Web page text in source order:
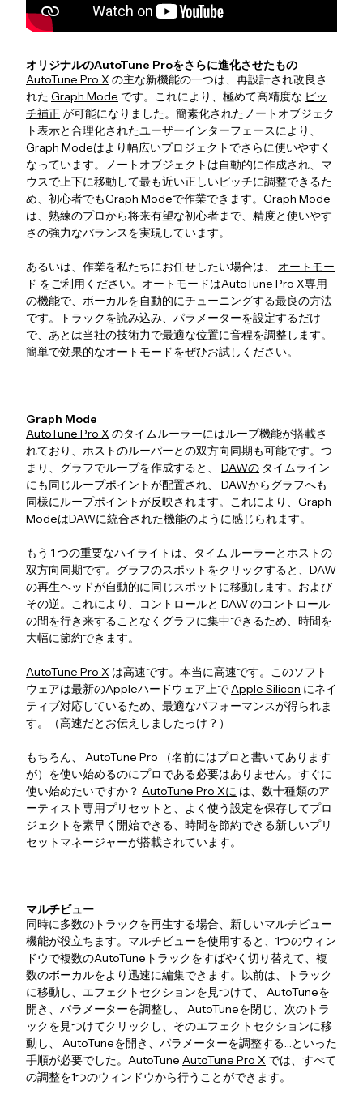
オリジナルのAutoTune Proをさらに進化させたもの
AutoTune Pro X の主な新機能の一つは、再設計され改良さ
れた Graph Mode です。これにより、極めて高精度な ピッ
チ補正 が可能になりました。簡素化されたノートオブジェク
ト表示と合理化されたユーザーインターフェースにより、
Graph Modeはより幅広いプロジェクトでさらに使いやすく
なっています。ノートオブジェクトは自動的に作成され、マ
ウスで上下に移動して最も近い正しいピッチに調整できるた
め、初心者でもGraph Modeで作業できます。Graph Mode
は、熟練のプロから将来有望な初心者まで、精度と使いやす
さの強力なバランスを実現しています。
あるいは、作業を私たちにお任せしたい場合は、 オートモー
ド をご利用ください。オートモードはAutoTune Pro X専用
の機能で、ボーカルを自動的にチューニングする最良の方法
です。トラックを読み込み、パラメーターを設定するだけ
で、あとは当社の技術力で最適な位置に音程を調整します。
簡単で効果的なオートモードをぜひお試しください。
Graph Mode
AutoTune Pro X のタイムルーラーにはループ機能が搭載さ
れており、ホストのルーパーとの双方向同期も可能です。つ
まり、グラフでループを作成すると、 DAWの タイムライン
にも同じループポイントが配置され、 DAWからグラフへも
同様にループポイントが反映されます。これにより、Graph
ModeはDAWに統合された機能のように感じられます。
もう 1 つの重要なハイライトは、タイム ルーラーとホストの
双方向同期です。グラフのスポットをクリックすると、DAW
の再生ヘッドが自動的に同じスポットに移動します。および
その逆。これにより、コントロールと DAW のコントロール
の間を行き来することなくグラフに集中できるため、時間を
大幅に節約できます。
AutoTune Pro X は高速です。本当に高速です。このソフト
ウェアは最新のAppleハードウェア上でApple Silicon にネイ
ティブ対応しているため、最適なパフォーマンスが得られま
す。（高速だとお伝えしましたっけ？）
もちろん、 AutoTune Pro （名前にはプロと書いてあります
が）を使い始めるのにプロである必要はありません。すぐに
使い始めたいですか？ AutoTune Pro Xに は、数十種類のア
ーティスト専用プリセットと、よく使う設定を保存してプロ
ジェクトを素早く開始できる、時間を節約できる新しいプリ
セットマネージャーが搭載されています。
マルチビュー
同時に多数のトラックを再生する場合、新しいマルチビュー
機能が役立ちます。マルチビューを使用すると、1つのウィン
ドウで複数のAutoTuneトラックをすばやく切り替えて、複
数のボーカルをより迅速に編集できます。以前は、トラック
に移動し、エフェクトセクションを見つけて、 AutoTuneを
開き、パラメーターを調整し、 AutoTuneを閉じ、次のトラ
ックを見つけてクリックし、そのエフェクトセクションに移
動し、 AutoTuneを開き、パラメーターを調整する…といった
手順が必要でした。AutoTune AutoTune Pro X では、すべて
の調整を1つのウィンドウから行うことができます。